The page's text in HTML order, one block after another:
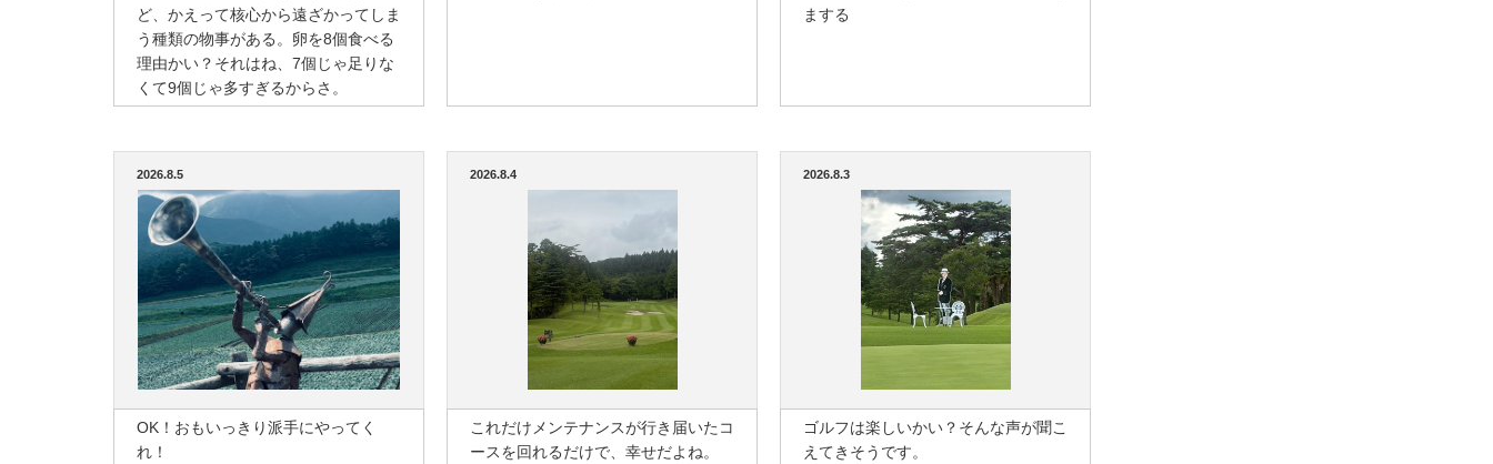
ど、かえって核心から遠ざかってしま
う種類の物事がある。卵を8個食べる
理由かい？それはね、7個じゃ足りな
くて9個じゃ多すぎるからさ。
まする
2026.8.5
OK！おもいっきり派手にやってく
れ！
2026.8.4
これだけメンテナンスが行き届いたコ
ースを回れるだけで、幸せだよね。
2026.8.3
ゴルフは楽しいかい？そんな声が聞こ
えてきそうです。